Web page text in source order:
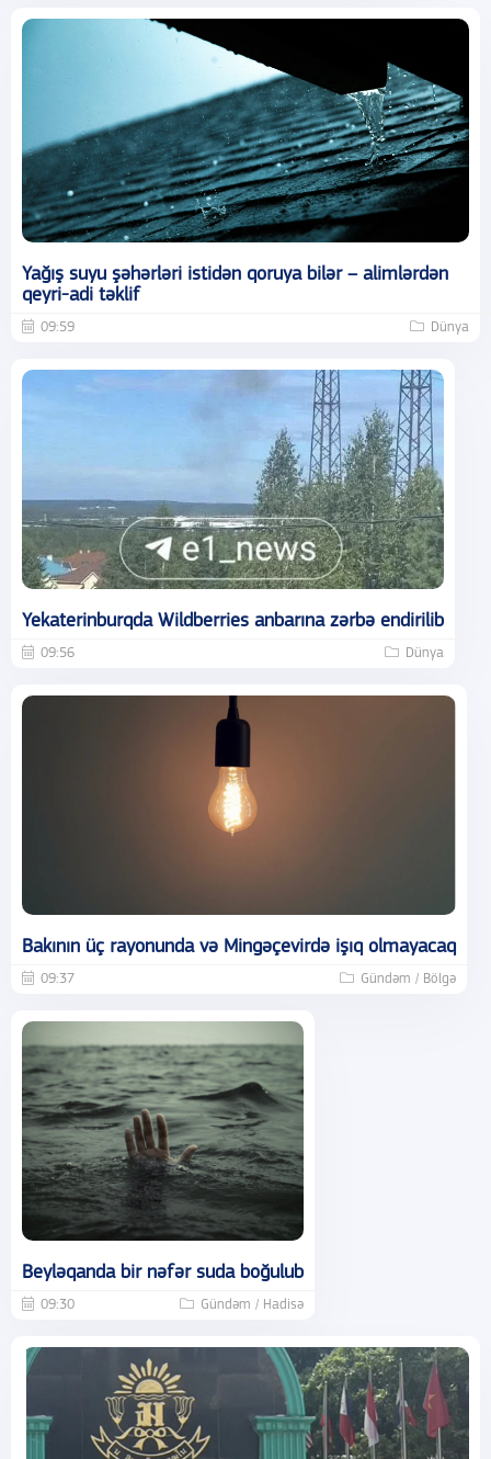
Yağış suyu şəhərləri istidən qoruya bilər – alimlərdən
qeyri-adi təklif
09:59 Dünya
Yekaterinburqda Wildberries anbarına zərbə endirilib
09:56 Dünya
Bakının üç rayonunda və Mingəçevirdə işıq olmayacaq
09:37 Gündəm / Bölgə
Beyləqanda bir nəfər suda boğulub
09:30 Gündəm / Hadisə